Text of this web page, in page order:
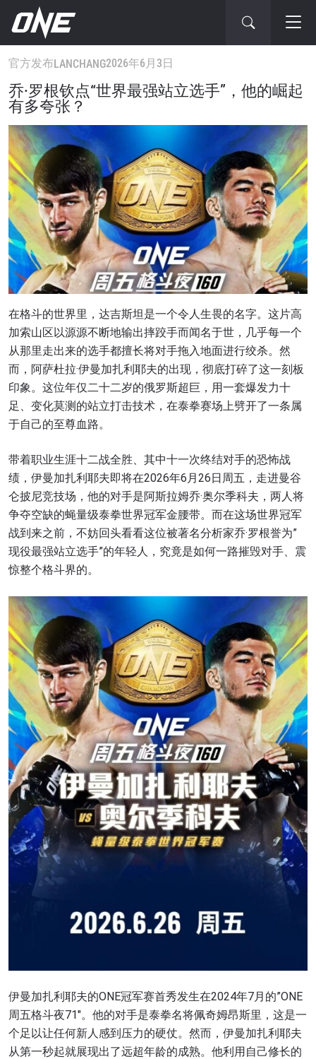
官方发布LANCHANG2026年6月3日
乔·罗根钦点“世界最强站立选手”，他的崛起
有多夸张？
在格斗的世界里，达吉斯坦是一个令人生畏的名字。这片高
加索山区以源源不断地输出摔跤手而闻名于世，几乎每一个
从那里走出来的选手都擅长将对手拖入地面进行绞杀。然
而，阿萨杜拉·伊曼加扎利耶夫的出现，彻底打碎了这一刻板
印象。这位年仅二十二岁的俄罗斯超巨，用一套爆发力十
足、变化莫测的站立打击技术，在泰拳赛场上劈开了一条属
于自己的至尊血路。
带着职业生涯十二战全胜、其中十一次终结对手的恐怖战
绩，伊曼加扎利耶夫即将在2026年6月26日周五，走进曼谷
仑披尼竞技场，他的对手是阿斯拉姆乔·奥尔季科夫，两人将
争夺空缺的蝇量级泰拳世界冠军金腰带。而在这场世界冠军
战到来之前，不妨回头看看这位被著名分析家乔·罗根誉为”
现役最强站立选手”的年轻人，究竟是如何一路摧毁对手、震
惊整个格斗界的。
伊曼加扎利耶夫的ONE冠军赛首秀发生在2024年7月的”ONE
周五格斗夜71″。他的对手是泰拳名将佩奇姆昂斯里，这是一
个足以让任何新人感到压力的硬仗。然而，伊曼加扎利耶夫
从第一秒起就展现出了远超年龄的成熟。他利用自己修长的